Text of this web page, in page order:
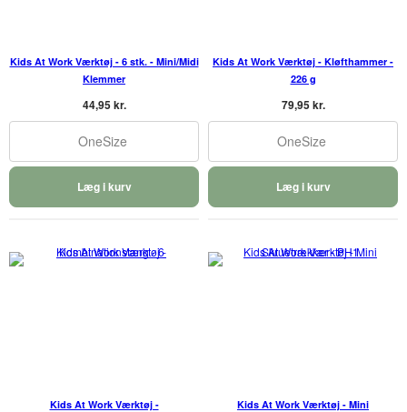
Kids At Work Værktøj - 6 stk. - Mini/Midi
Klemmer
44,95 kr.
OneSize
Læg i kurv
Kids At Work Værktøj - Kløfthammer -
226 g
79,95 kr.
OneSize
Læg i kurv
Kids At Work Værktøj -
Kids At Work Værktøj - Mini